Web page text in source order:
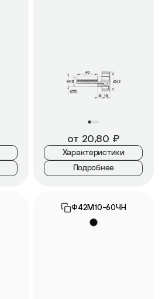
от 20,80 ₽
Характеристики
Подробнее
Ф42М10-60ЧН